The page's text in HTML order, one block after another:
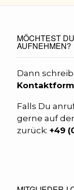
MÖCHTEST
AUFNEHMEN?
Dann
Falls Du
gerne auf
zurück: +49